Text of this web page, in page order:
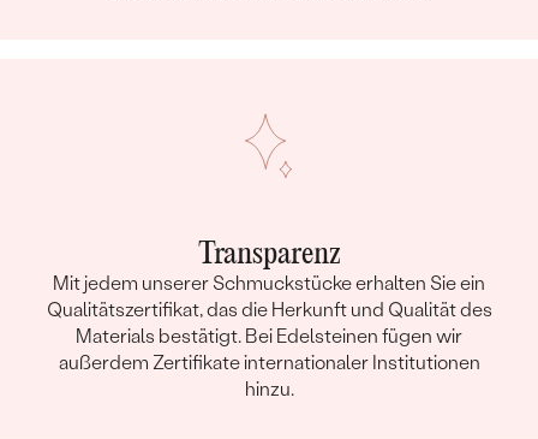
Transparenz
Mit jedem unserer Schmuckstücke erhalten Sie ein
Qualitätszertifikat, das die Herkunft und Qualität des
Materials bestätigt. Bei Edelsteinen fügen wir
außerdem Zertifikate internationaler Institutionen
hinzu.